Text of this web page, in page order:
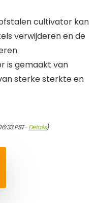
cultivator kan
verwijderen en de
is gemaakt van
sterke sterkte en
PST-Details)